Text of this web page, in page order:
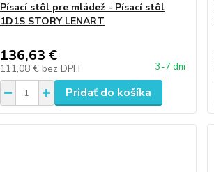
Písací stôl pre mládež - Písací stôl
1D1S STORY LENART
136,63 €
111,08 € bez DPH 3-7 dni
Pridať do košíka